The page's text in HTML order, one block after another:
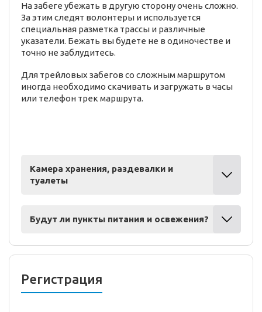
На забеге убежать в другую сторону очень сложно.
За этим следят волонтеры и используется
специальная разметка трассы и различные
указатели. Бежать вы будете не в одиночестве и
точно не заблудитесь.
Для трейловых забегов со сложным маршрутом
иногда необходимо скачивать и загружать в часы
или телефон трек маршрута.
Камера хранения, раздевалки и
туалеты
Будут ли пункты питания и освежения?
Регистрация